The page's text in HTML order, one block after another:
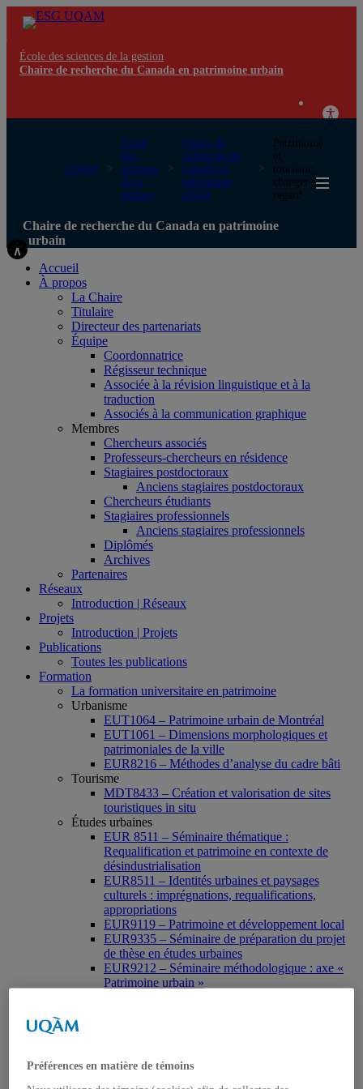
École des sciences de la gestion
Chaire de recherche du Canada en patrimoine urbain
UQAM
École
des
sciences
de la
gestion
Chaire de
recherche du
Canada en
patrimoine
urbain
Patrimoine
et
tourisme:
changer de
regard
Chaire de recherche du Canada en patrimoine
urbain
Accueil
À propos
La Chaire
Titulaire
Directeur des partenariats
Équipe
Coordonnatrice
Régisseur technique
Associée à la révision linguistique et à la
traduction
Associés à la communication graphique
Membres
Chercheurs associés
Professeurs-chercheurs en résidence
Stagiaires postdoctoraux
Anciens stagiaires postdoctoraux
Chercheurs étudiants
Stagiaires professionnels
Anciens stagiaires professionnels
Diplômés
Archives
Partenaires
Réseaux
Introduction | Réseaux
Projets
Introduction | Projets
Publications
Toutes les publications
Formation
La formation universitaire en patrimoine
Urbanisme
EUT1064 – Patrimoine urbain de Montréal
EUT1061 – Dimensions morphologiques et
patrimoniales de la ville
EUR8216 – Méthodes d’analyse du cadre bâti
Tourisme
MDT8433 – Création et valorisation de sites
touristiques in situ
Études urbaines
EUR 8511 – Séminaire thématique :
Requalification et patrimoine en contexte de
désindustrialisation
EUR8511 – Identités urbaines et paysages
culturels : imprégnations, requalifications,
appropriations
EUR9119 – Patrimoine et développement local
EUR9335 – Séminaire de préparation du projet
de thèse en études urbaines
EUR9212 – Séminaire méthodologique : axe «
Patrimoine urbain »
Muséologie, médiation et patrimoine
HAR2644 – Animation, communications,
gestion en patrimoine
Préférences en matière de témoins